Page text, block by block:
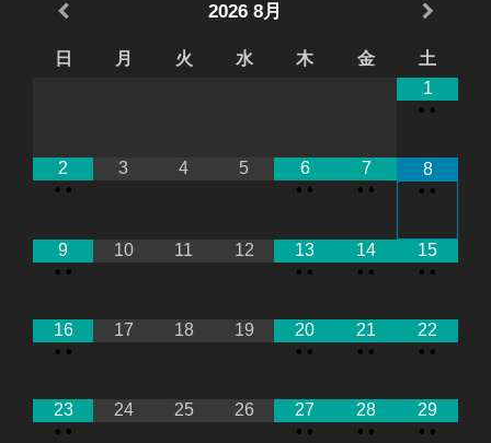
2026 8月
日 月 火 水 木 金
土
1
• •
2
• •
3 4 5
6
• •
7
• •
8
• •
9
• •
10 11 12
13
• •
14
• •
15
• •
16
• •
17 18 19
20
• •
21
• •
22
• •
23
• •
24 25 26
27
• •
28
• •
29
• •